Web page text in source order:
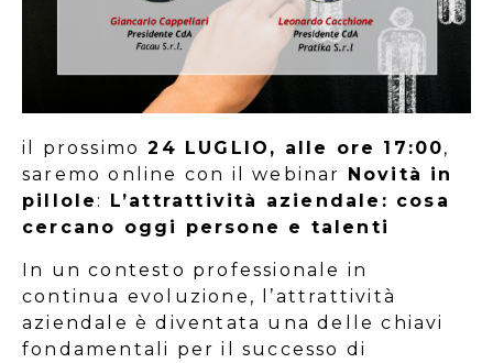
il prossimo 24 LUGLIO, alle ore 17:00,
saremo online con il webinar
Novità in
pillole :
L’attrattività aziendale: cosa
cercano oggi persone e talenti
In un contesto professionale in
continua evoluzione, l’attrattività
aziendale è diventata una delle chiavi
fondamentali per il successo di